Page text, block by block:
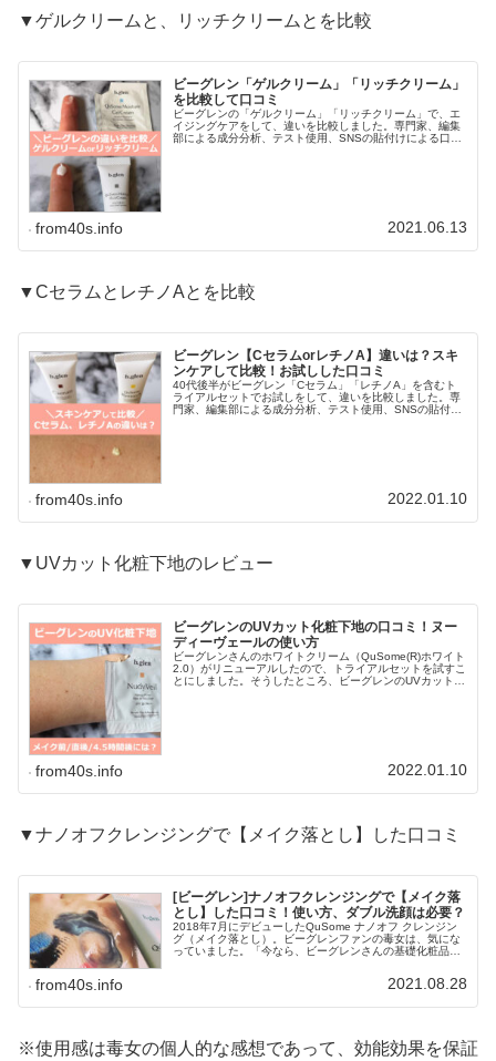
▼ゲルクリームと、リッチクリームとを比較
ビーグレン「ゲルクリーム」「リッチクリーム」
を比較して口コミ
ビーグレンの「ゲルクリーム」「リッチクリーム」で、エ
イジングケアをして、違いを比較しました。専門家、編集
部による成分分析、テスト使用、SNSの貼付けによる口コ
from40s.info 2021.06.13
▼CセラムとレチノAとを比較
ビーグレン【CセラムorレチノA】違いは？スキ
ンケアして比較！お試しした口コミ
40代後半がビーグレン「Cセラム」「レチノA」を含むト
ライアルセットでお試しをして、違いを比較しました。専
門家、編集部による成分分析、テスト使用、SNSの貼付け
from40s.info 2022.01.10
▼UVカット化粧下地のレビュー
ビーグレンのUVカット化粧下地の口コミ！ヌー
ディーヴェールの使い方
ビーグレンさんのホワイトクリーム（QuSome(R)ホワイト
2.0）がリニューアルしたので、トライアルセットを試すこ
とにしました。そうしたところ、ビーグレンのUVカット化
from40s.info 2022.01.10
▼ナノオフクレンジングで【メイク落とし】した口コミ
[ビーグレン]ナノオフクレンジングで【メイク落
とし】した口コミ！使い方、ダブル洗顔は必要？
2018年7月にデビューしたQuSome ナノオフ クレンジン
グ（メイク落とし）。ビーグレンファンの毒女は、気にな
っていました。「今なら、ビーグレンさんの基礎化粧品の
from40s.info 2021.08.28
※使用感は毒女の個人的な感想であって、効能効果を保証